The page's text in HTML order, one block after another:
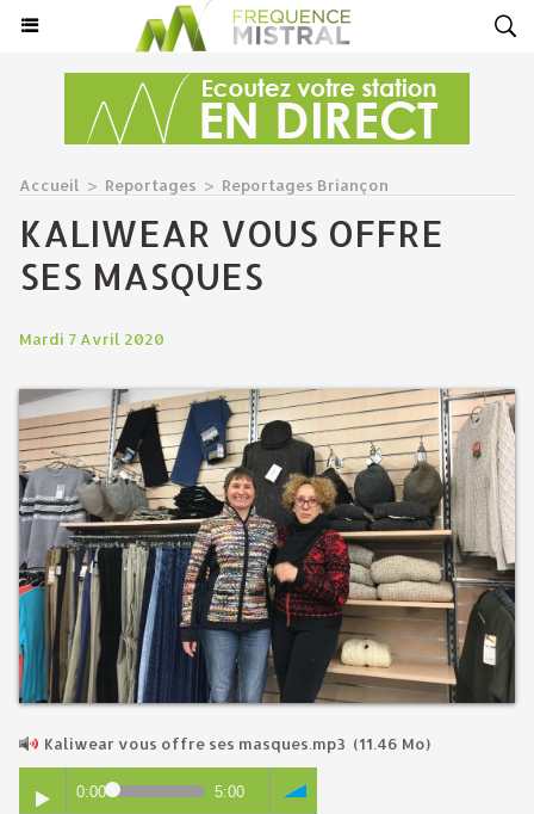
Accueil > Reportages > Reportages Briançon
KALIWEAR VOUS OFFRE
SES MASQUES
Mardi 7 Avril 2020
Kaliwear vous offre ses masques.mp3 (11.46 Mo)
0:00 5:00